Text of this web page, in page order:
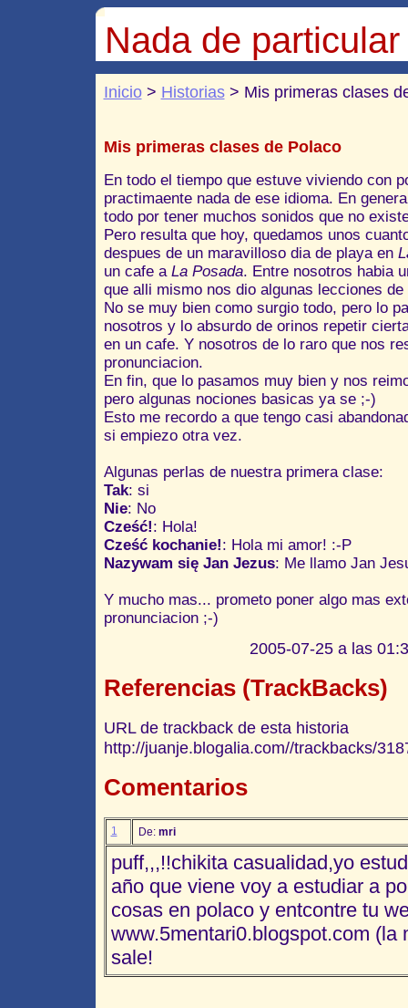
Nada de particular
Inicio> Historias> Mis primeras clases
Mis primeras clases de Polaco
En todo el tiempo que estuve viviendo con
practimaente nada de ese idioma. En
todo por tener muchos sonidos que no
Pero resulta que hoy, quedamos unos
despues de un maravilloso dia de playa en
un cafe a La Posada. Entre nosotros habia
que alli mismo nos dio algunas lecciones de
No se muy bien como surgio todo, pero lo
nosotros y lo absurdo de orinos repetir
en un cafe. Y nosotros de lo raro que nos
pronunciacion.
En fin, que lo pasamos muy bien y nos
pero algunas nociones basicas ya se ;-)
Esto me recordo a que tengo casi
si empiezo otra vez.
Algunas perlas de nuestra primera clase:
Tak: si
Nie: No
Cześć!: Hola!
Cześć kochanie!: Hola mi amor! :-P
Nazywam się Jan Jezus: Me llamo Jan
Y mucho mas... prometo poner algo mas
pronunciacion ;-)
2005-07-25 a las
Referencias (TrackBacks)
URL de trackback de esta historia
http://juanje.blogalia.com//trackbacks/
Comentarios
1 De: mri
puff,,,!!chikita casualidad,yo
año que viene voy a estudiar a
cosas en polaco y entcontre tu
www.5mentari0.blogspot.com (la
sale!